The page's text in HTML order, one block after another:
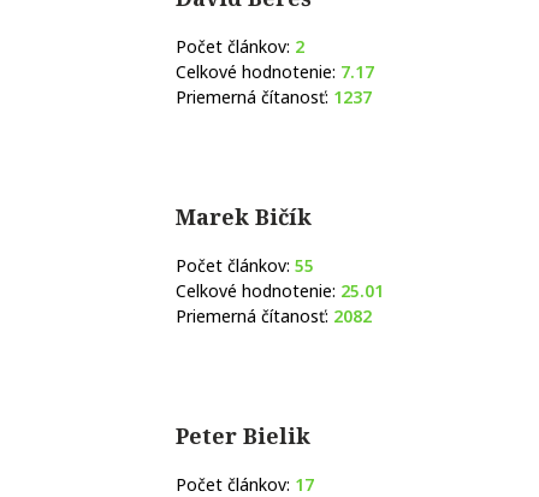
Počet článkov: 2
Celkové hodnotenie: 7.17
Priemerná čítanosť: 1237
Marek Bičík
Počet článkov: 55
Celkové hodnotenie: 25.01
Priemerná čítanosť: 2082
Peter Bielik
Počet článkov: 17